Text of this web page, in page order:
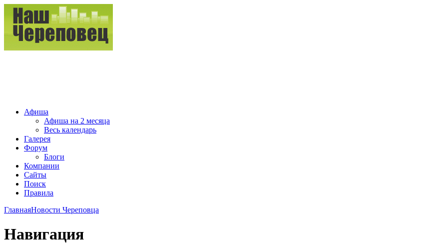
Афиша
Афиша на 2 месяца
Весь календарь
Галерея
Форум
Блоги
Компании
Сайты
Поиск
Правила
ГлавнаяНовости Череповца
Навигация